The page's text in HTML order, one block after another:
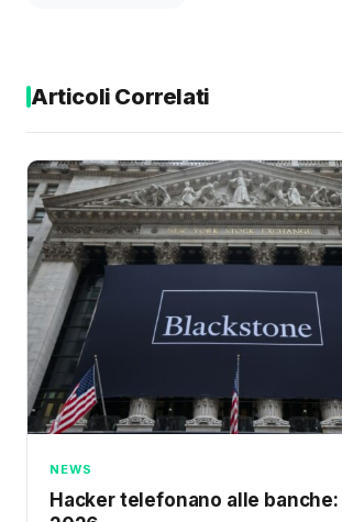
Articoli Correlati
NEWS
Hacker telefonano alle